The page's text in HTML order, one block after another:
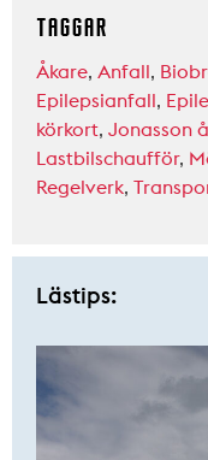
TAGGAR
Åkare, Anfall,
Epilepsianfall,
körkort, Jonasson
Lastbilschaufför,
Regelverk,
Lästips: